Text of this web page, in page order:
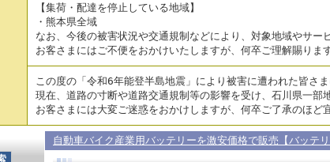
【集荷・配達を停止している地域】
・熊本県全域
なお、今後の被害状況や交通規制などにより、対象地域やサー
お客さまにはご不便をおかけいたしますが、何卒ご理解賜りま
この度の「令和6年能登半島地震」により被害に遭われた皆さ
現在、道路の寸断や道路交通規制等の影響を受け、石川県一部
お客さまには大変ご迷惑をおかけしますが、何卒ご了承のほど
自動車バイク産業用バッテリーを激安価格で販売【バッテリ